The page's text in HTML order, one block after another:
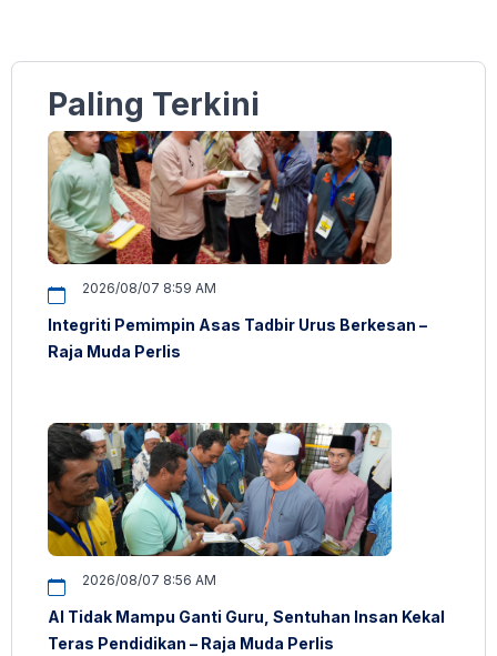
Paling Terkini
2026/08/07 8:59 AM
Integriti Pemimpin Asas Tadbir Urus Berkesan –
Raja Muda Perlis
2026/08/07 8:56 AM
AI Tidak Mampu Ganti Guru, Sentuhan Insan Kekal
Teras Pendidikan – Raja Muda Perlis